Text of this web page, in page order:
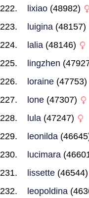
lixiao (48982)
luigina (48157)
lalia (48146)
lingzhen
loraine (47753)
lone (47307)
lula (47247)
leonilda
lucimara
lissette (46544)
leopoldina